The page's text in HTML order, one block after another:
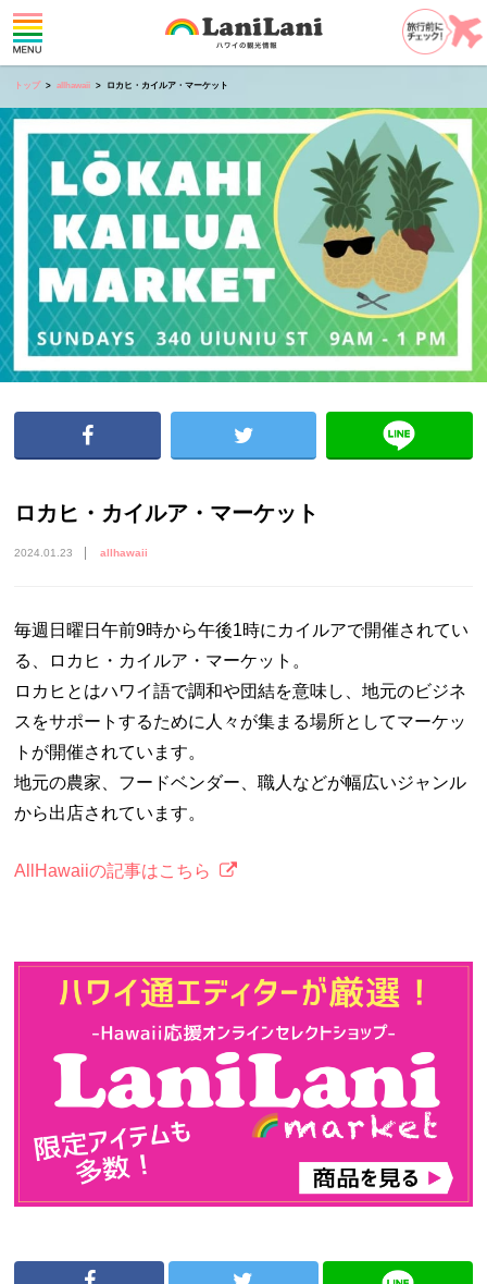
トップ allhawaii ロカヒ・カイルア・マーケット
ロカヒ・カイルア・マーケット
2024.01.23 allhawaii
毎週日曜日午前9時から午後1時にカイルアで開催されてい
る、ロカヒ・カイルア・マーケット。
ロカヒとはハワイ語で調和や団結を意味し、地元のビジネ
スをサポートするために人々が集まる場所としてマーケッ
トが開催されています。
地元の農家、フードベンダー、職人などが幅広いジャンル
から出店されています。
AllHawaiiの記事はこちら